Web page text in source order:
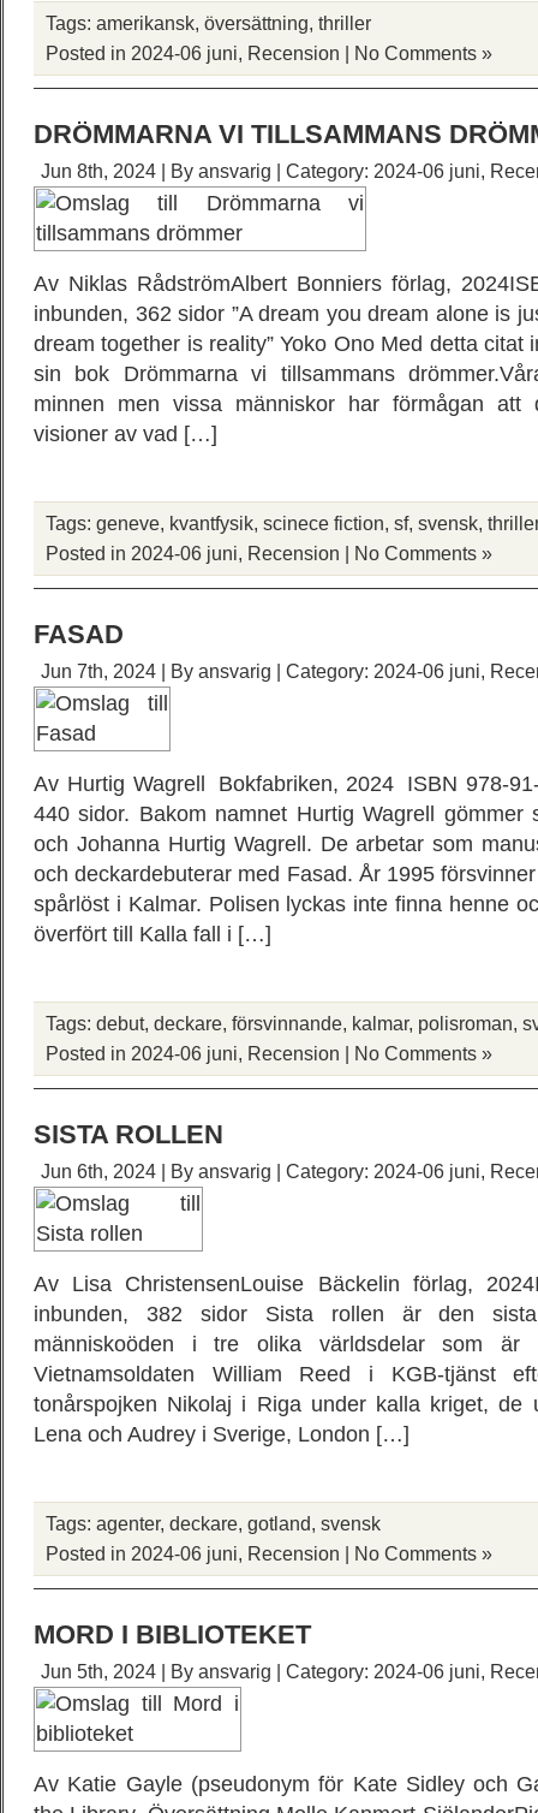
Tags: amerikansk, översättning, thriller
Posted in 2024-06 juni, Recension | No Comments »
DRÖMMARNA VI TILLSAMMANS
Jun 8th, 2024 | By ansvarig | Category: 2024-06 juni,
Av Niklas RådströmAlbert Bonniers förlag,
inbunden, 362 sidor ”A dream you dream alone is
dream together is reality” Yoko Ono Med detta citat
sin bok Drömmarna vi tillsammans
minnen men vissa människor har förmågan att
visioner av vad […]
Tags: geneve, kvantfysik, scinece fiction, sf, svensk,
Posted in 2024-06 juni, Recension | No Comments »
FASAD
Jun 7th, 2024 | By ansvarig | Category: 2024-06 juni,
Av Hurtig Wagrell Bokfabriken, 2024 ISBN 978-
440 sidor. Bakom namnet Hurtig Wagrell gömmer
och Johanna Hurtig Wagrell. De arbetar som
och deckardebuterar med Fasad. År 1995
spårlöst i Kalmar. Polisen lyckas inte finna henne
överfört till Kalla fall i […]
Tags: debut, deckare, försvinnande, kalmar, polisroman,
Posted in 2024-06 juni, Recension | No Comments »
SISTA ROLLEN
Jun 6th, 2024 | By ansvarig | Category: 2024-06 juni,
Av Lisa ChristensenLouise Bäckelin förlag,
inbunden, 382 sidor Sista rollen är den
människoöden i tre olika världsdelar som är
Vietnamsoldaten William Reed i KGB-tjänst
tonårspojken Nikolaj i Riga under kalla kriget, de
Lena och Audrey i Sverige, London […]
Tags: agenter, deckare, gotland, svensk
Posted in 2024-06 juni, Recension | No Comments »
MORD I BIBLIOTEKET
Jun 5th, 2024 | By ansvarig | Category: 2024-06 juni,
Av Katie Gayle (pseudonym för Kate Sidley och